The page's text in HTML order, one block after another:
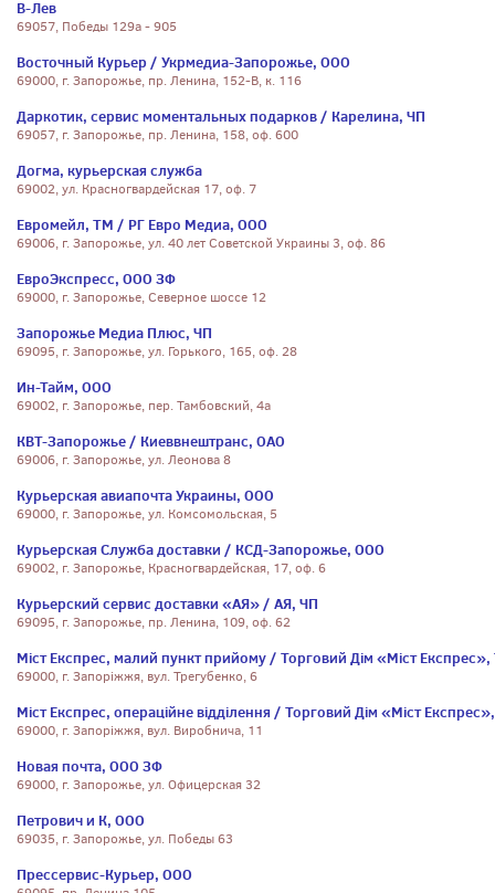
В-Лев
69057, Победы 129а - 905
Восточный Курьер / Укрмедиа-Запорожье, ООО
69000, г. Запорожье, пр. Ленина, 152-В, к. 116
Даркотик, сервис моментальных подарков / Карелина, ЧП
69057, г. Запорожье, пр. Ленина, 158, оф. 600
Догма, курьерская служба
69002, ул. Красногвардейская 17, оф. 7
Евромейл, ТМ / РГ Евро Медиа, ООО
69006, г. Запорожье, ул. 40 лет Советской Украины 3, оф. 86
ЕвроЭкспресс, ООО ЗФ
69000, г. Запорожье, Северное шоссе 12
Запорожье Медиа Плюс, ЧП
69095, г. Запорожье, ул. Горького, 165, оф. 28
Ин-Тайм, ООО
69002, г. Запорожье, пер. Тамбовский, 4а
КВТ-Запорожье / Киеввнештранс, ОАО
69006, г. Запорожье, ул. Леонова 8
Курьерская авиапочта Украины, ООО
69000, г. Запорожье, ул. Комсомольская, 5
Курьерская Служба доставки / КСД-Запорожье, ООО
69002, г. Запорожье, Красногвардейская, 17, оф. 6
Курьерский сервис доставки «АЯ» / АЯ, ЧП
69095, г. Запорожье, пр. Ленина, 109, оф. 62
Міст Експрес, малий пункт прийому / Торговий Дім «Міст
69000, г. Запоріжжя, вул. Трегубенко, 6
Міст Експрес, операційне відділення / Торговий Дім «Міст
69000, г. Запоріжжя, вул. Виробнича, 11
Новая почта, ООО ЗФ
69000, г. Запорожье, ул. Офицерская 32
Петрович и К, ООО
69035, г. Запорожье, ул. Победы 63
Прессервис-Курьер, ООО